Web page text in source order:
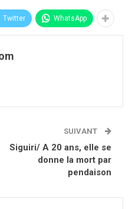
Twitter WhatsApp
SUIVANT
Siguiri/ A 20 ans, elle se
donne la mort par
pendaison